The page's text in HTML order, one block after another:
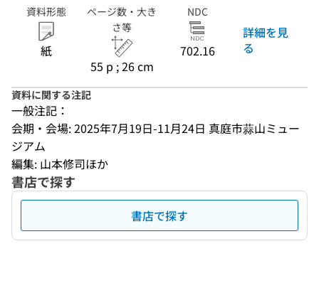
資料形態
紙
ページ数・大き
さ等
55 p ; 26 cm
NDC
702.16
詳細を見
る
資料に関する注記
一般注記：
会期・会場: 2025年7月19日-11月24日 真庭市蒜山ミュー
ジアム
編集: 山本修司ほか
書店で探す
書店で探す